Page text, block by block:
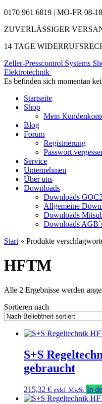
0170 961 6819 | MO-FR 08-
ZUVERLÄSSIGER
14 TAGE
Zeller-Presscontrol Systems
Elektrotechnik
Es befinden sich momentan
Startseite
Shop
Mein
Blog
Forum
Registrierung
Passwort
Service
Unternehmen
Über uns
Downloads
Downloads
Allgemeine
Downloads
Downloads
Start » Produkte
HFTM
Alle 2 Ergebnisse werden
Sortieren nach
S+S
gebraucht
215,32 € exkl. MwSt In